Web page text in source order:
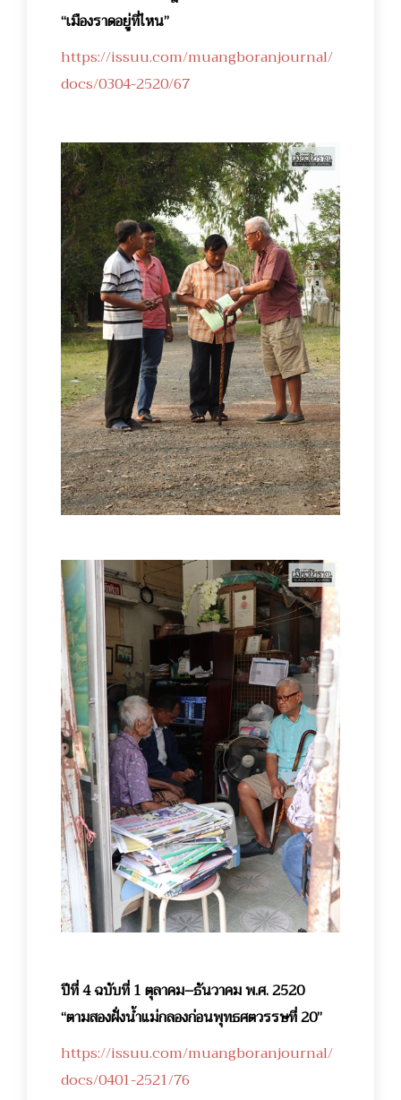
“เมืองราดอยู่ที่ไหน”
https://issuu.com/muangboranjournal/
docs/0304-2520/67
ปีที่ 4 ฉบับที่ 1 ตุลาคม–ธันวาคม พ.ศ. 2520
“ตามสองฝั่งน้ำแม่กลองก่อนพุทธศตวรรษที่ 20”
https://issuu.com/muangboranjournal/
docs/0401-2521/76